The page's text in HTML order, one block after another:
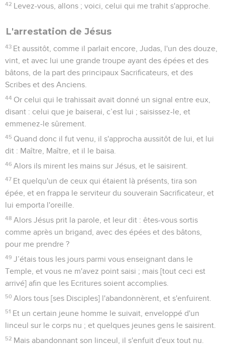
42 Levez-vous, allons ; voici, celui qui me trahit s'approche.
L'arrestation de Jésus
43 Et aussitôt, comme il parlait encore, Judas, l'un des douze,
vint, et avec lui une grande troupe ayant des épées et des
bâtons, de la part des principaux Sacrificateurs, et des
Scribes et des Anciens.
44 Or celui qui le trahissait avait donné un signal entre eux,
disant : celui que je baiserai, c’est lui ; saisissez-le, et
emmenez-le sûrement.
45 Quand donc il fut venu, il s'approcha aussitôt de lui, et lui
dit : Maître, Maître, et il le baisa.
46 Alors ils mirent les mains sur Jésus, et le saisirent.
47 Et quelqu'un de ceux qui étaient là présents, tira son
épée, et en frappa le serviteur du souverain Sacrificateur, et
lui emporta l'oreille.
48 Alors Jésus prit la parole, et leur dit : êtes-vous sortis
comme après un brigand, avec des épées et des bâtons,
pour me prendre ?
49 J’étais tous les jours parmi vous enseignant dans le
Temple, et vous ne m'avez point saisi ; mais [tout ceci est
arrivé] afin que les Ecritures soient accomplies.
50 Alors tous [ses Disciples] l'abandonnèrent, et s'enfuirent.
51 Et un certain jeune homme le suivait, enveloppé d'un
linceul sur le corps nu ; et quelques jeunes gens le saisirent.
52 Mais abandonnant son linceul, il s'enfuit d'eux tout nu.